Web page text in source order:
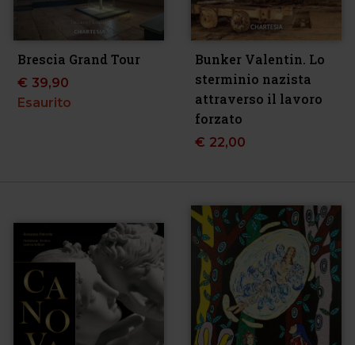
Brescia Grand Tour
€ 39,90
Esaurito
Bunker Valentin. Lo
sterminio nazista
attraverso il lavoro
forzato
€ 22,00